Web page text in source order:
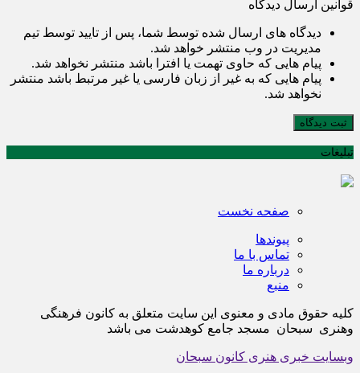
قوانین ارسال دیدگاه
دیدگاه های ارسال شده توسط شما، پس از تایید توسط تیم
مدیریت در وب منتشر خواهد شد.
پیام هایی که حاوی تهمت یا افترا باشد منتشر نخواهد شد.
پیام هایی که به غیر از زبان فارسی یا غیر مرتبط باشد منتشر
نخواهد شد.
ثبت دیدگاه
تبلیغات
صفحه نخست
پیوندها
تماس با ما
درباره ما
منبع
کلیه حقوق مادی و معنوی این سایت متعلق به کانون فرهنگی
وهنری سبحان مسجد جامع کوهدشت می باشد
وبسایت خبری هنری کانون سبحان